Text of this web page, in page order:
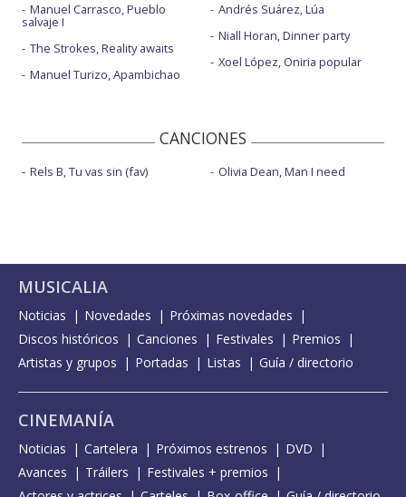
Manuel Carrasco, Pueblo
salvaje I
The Strokes, Reality awaits
Manuel Turizo, Apambichao
Andrés Suárez, Lúa
Niall Horan, Dinner party
Xoel López, Oniria popular
CANCIONES
Rels B, Tu vas sin (fav) Olivia Dean, Man I need
MUSICALIA
Noticias Novedades
Próximas novedades
Discos históricos
Canciones Festivales
Premios
Artistas y grupos
Portadas Listas Guía / directorio
CINEMANÍA
Noticias Cartelera Próximos estrenos
DVD
Avances
Tráilers
Festivales + premios